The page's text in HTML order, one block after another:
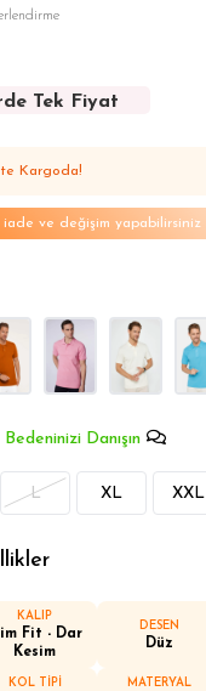
Tek Fiyat
Tek Fiyat
Kargoda!
iade ve değişim yapabilirsiniz
Bedeninizi Danışın
L XL XXL
KALIP
Fit - Dar
Kesim
DESEN
Düz
KOL TİPİ MATERYAL